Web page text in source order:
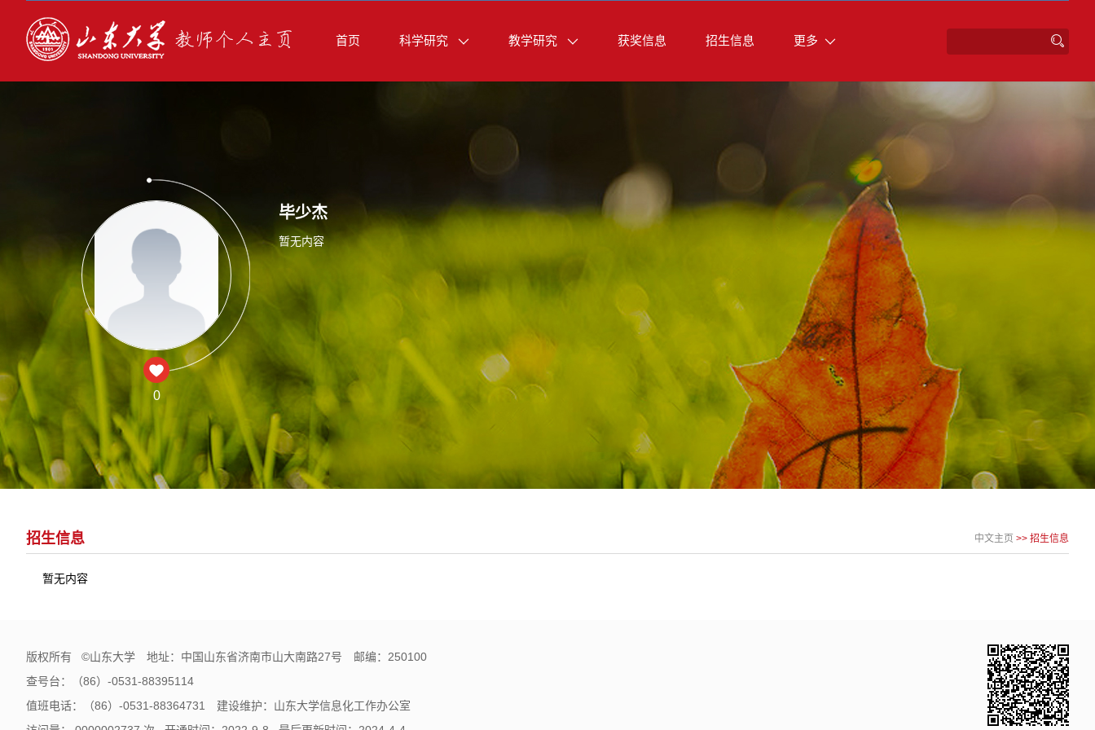
首页 科学研究 教学研究 获奖信息 招生信息 更多
0
毕少杰
暂无内容
招生信息 中文主页 >> 招生信息
暂无内容
版权所有 ©山东大学 地址：中国山东省济南市山大南路27号 邮编：250100
查号台：（86）-0531-88395114
值班电话：（86）-0531-88364731 建设维护：山东大学信息化工作办公室